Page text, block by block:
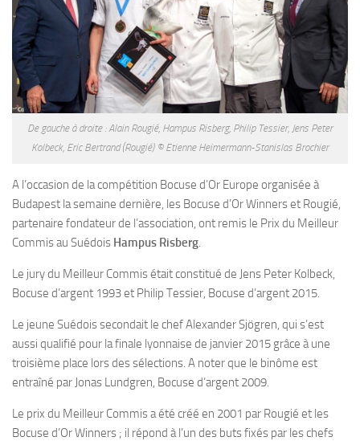
De gauche à droite : Alain Rougié, Hampus Risberg, Philip Tessier, Jens Peter
Kolbeck, Eric Bertrand (Rougié) © Etienne Heimermann-Stanislas Brochier
A l’occasion de la compétition Bocuse d’Or Europe organisée à
Budapest la semaine dernière, les Bocuse d’Or Winners et Rougié,
partenaire fondateur de l’association, ont remis le Prix du Meilleur
Commis au Suédois Hampus Risberg.
Le jury du Meilleur Commis était constitué de Jens Peter Kolbeck,
Bocuse d’argent 1993 et Philip Tessier, Bocuse d’argent 2015.
Le jeune Suédois secondait le chef Alexander Sjögren, qui s’est
aussi qualifié pour la finale lyonnaise de janvier 2015 grâce à une
troisième place lors des sélections. A noter que le binôme est
entraîné par Jonas Lundgren, Bocuse d’argent 2009.
Le prix du Meilleur Commis a été créé en 2001 par Rougié et les
Bocuse d’Or Winners ; il répond à l’un des buts fixés par les chefs